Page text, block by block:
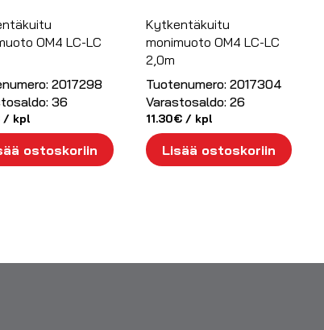
OM4 LC-LC
2017298
36
/ kpl
ostoskoriin
Kytkentäkuitu
monimuoto OM4 LC-LC
2,0m
Tuotenumero: 2017304
Varastosaldo: 26
11.30€ / kpl
Lisää ostoskoriin